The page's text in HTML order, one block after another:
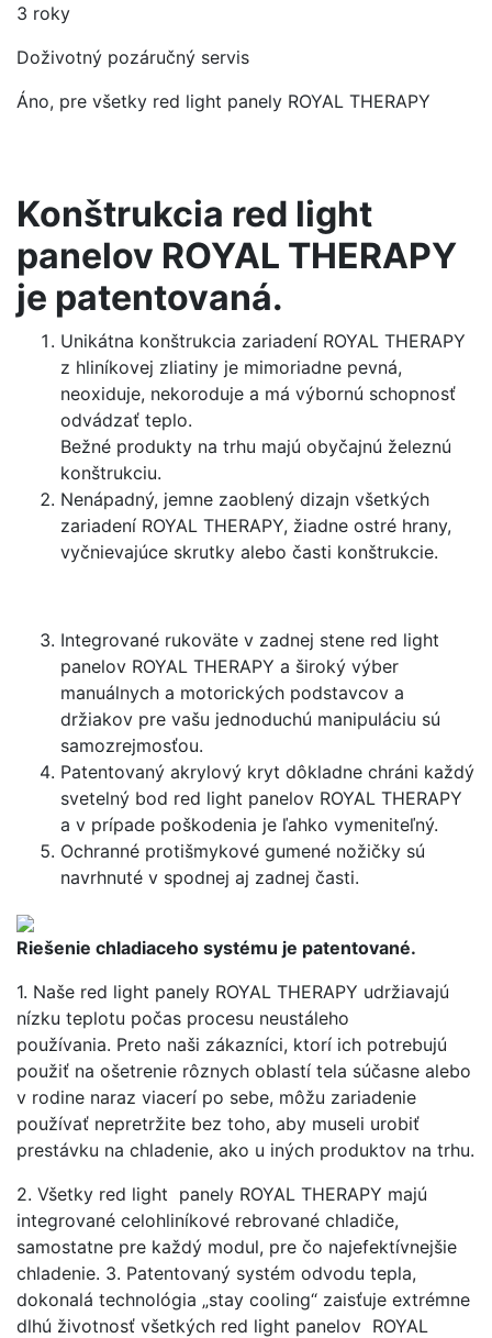
3 roky
Doživotný pozáručný servis
Áno, pre všetky red light panely ROYAL THERAPY
Konštrukcia red light
panelov ROYAL THERAPY
je patentovaná.
Unikátna konštrukcia zariadení ROYAL THERAPY
z hliníkovej zliatiny je mimoriadne pevná,
neoxiduje, nekoroduje a má výbornú schopnosť
odvádzať teplo.
Bežné produkty na trhu majú obyčajnú železnú
konštrukciu.
Nenápadný, jemne zaoblený dizajn všetkých
zariadení ROYAL THERAPY, žiadne ostré hrany,
vyčnievajúce skrutky alebo časti konštrukcie.
Integrované rukoväte v zadnej stene red light
panelov ROYAL THERAPY a široký výber
manuálnych a motorických podstavcov a
držiakov pre vašu jednoduchú manipuláciu sú
samozrejmosťou.
Patentovaný akrylový kryt dôkladne chráni každý
svetelný bod red light panelov ROYAL THERAPY
a v prípade poškodenia je ľahko vymeniteľný.
Ochranné protišmykové gumené nožičky sú
navrhnuté v spodnej aj zadnej časti.
Riešenie chladiaceho systému je patentované.
1. Naše red light panely ROYAL THERAPY udržiavajú
nízku teplotu počas procesu neustáleho
používania. Preto naši zákazníci, ktorí ich potrebujú
použiť na ošetrenie rôznych oblastí tela súčasne alebo
v rodine naraz viacerí po sebe, môžu zariadenie
používať nepretržite bez toho, aby museli urobiť
prestávku na chladenie, ako u iných produktov na trhu.
2. Všetky red light panely ROYAL THERAPY majú
integrované celohliníkové rebrované chladiče,
samostatne pre každý modul, pre čo najefektívnejšie
chladenie. 3. Patentovaný systém odvodu tepla,
dokonalá technológia „stay cooling“ zaisťuje extrémne
dlhú životnosť všetkých red light panelov ROYAL